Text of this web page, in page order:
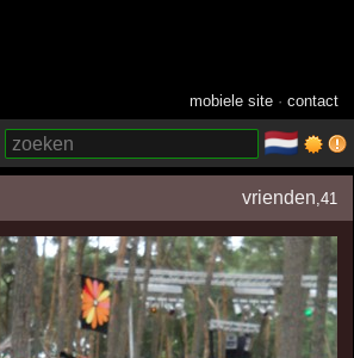
mobiele site ·contact
🇳🇱
vrienden ,41